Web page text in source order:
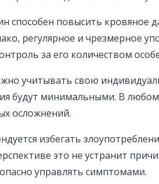
способен повысить кровяное
регулярное и чрезмерное
за его количеством
учитывать свою
будут минимальными. В
осложнений.
избегать
это не устранит
управлять симптомами.